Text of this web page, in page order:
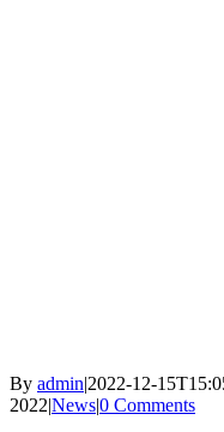
By admin|2022-12-
2022|News|0 Comments